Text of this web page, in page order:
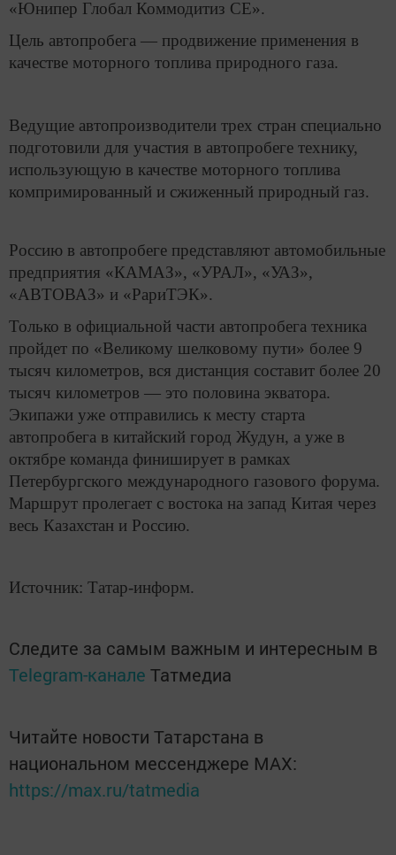
«Юнипер Глобал Коммодитиз СЕ».
Цель автопробега — продвижение применения в
качестве моторного топлива природного газа.
Ведущие автопроизводители трех стран специально
подготовили для участия в автопробеге технику,
использующую в качестве моторного топлива
компримированный и сжиженный природный газ.
Россию в автопробеге представляют автомобильные
предприятия «КАМАЗ», «УРАЛ», «УАЗ»,
«АВТОВАЗ» и «РариТЭК».
Только в официальной части автопробега техника
пройдет по «Великому шелковому пути» более 9
тысяч километров, вся дистанция составит более 20
тысяч километров — это половина экватора.
Экипажи уже отправились к месту старта
автопробега в китайский город Жудун, а уже в
октябре команда финиширует в рамках
Петербургского международного газового форума.
Маршрут пролегает с востока на запад Китая через
весь Казахстан и Россию.
Источник: Татар-информ.
Следите за самым важным и интересным в
Telegram-канале Татмедиа
Читайте новости Татарстана в
национальном мессенджере MАХ:
https://max.ru/tatmedia